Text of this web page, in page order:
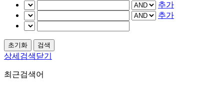
추가
추가
상세검색닫기
최근검색어